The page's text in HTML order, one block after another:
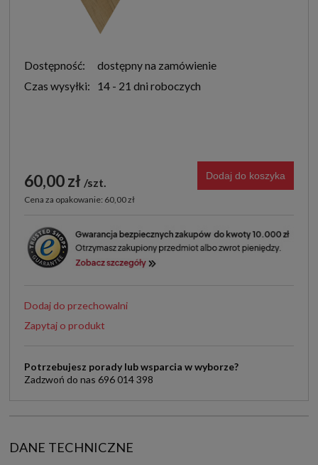
Dostępność:
dostępny na zamówienie
Czas wysyłki:
14 - 21 dni roboczych
60,00 zł szt.
Cena za opakowanie: 60,00 zł
Dodaj do koszyka
Dodaj do przechowalni
Zapytaj o produkt
Potrzebujesz porady lub wsparcia w wyborze?
Zadzwoń do nas 696 014 398
DANE TECHNICZNE